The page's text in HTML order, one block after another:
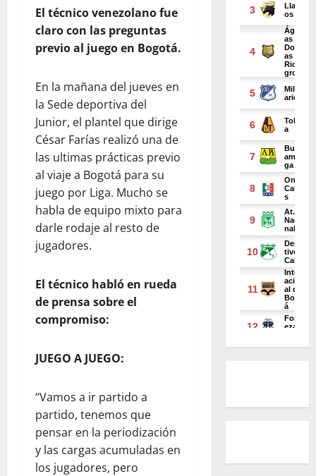
El técnico venezolano fue
claro con las preguntas
previo al juego en Bogotá.
En la mañana del jueves en
la Sede deportiva del
Junior, el plantel que dirige
César Farías realizó una de
las ultimas prácticas previo
al viaje a Bogotá para su
juego por Liga. Mucho se
habla de equipo mixto para
darle rodaje al resto de
jugadores.
El técnico habló en rueda
de prensa sobre el
compromiso:
JUEGO A JUEGO:
“Vamos a ir partido a
partido, tenemos que
pensar en la periodización
y las cargas acumuladas en
los jugadores, pero